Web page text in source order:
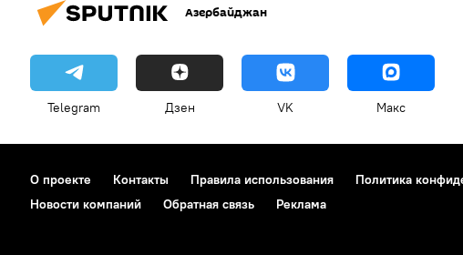
Азербайджан
Telegram Дзен VK Макс
О проекте Контакты Правила использования Политика
Новости компаний
Обратная связь Реклама